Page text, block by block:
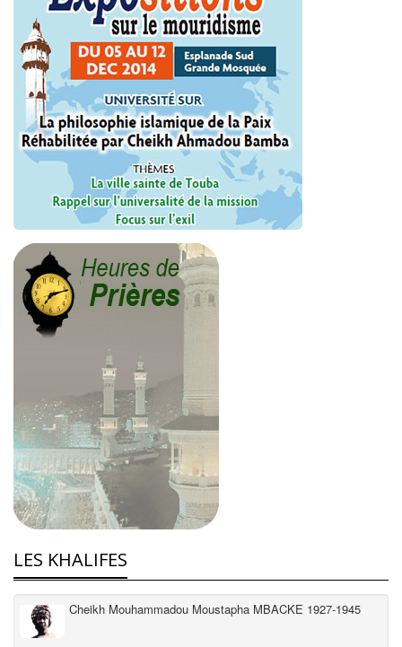
LES KHALIFES
Cheikh Mouhammadou Moustapha MBACKE 1927-1945